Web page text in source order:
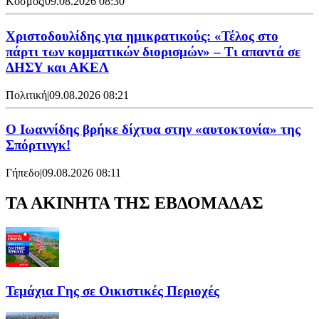
Χριστοδουλίδης για ημικρατικούς: «Τέλος στο
πάρτι των κομματικών διορισμών» – Τι απαντά σε
ΔΗΣΥ και ΑΚΕΛ
Πολιτική|09.08.2026 08:21
Ο Ιωαννίδης βρήκε δίχτυα στην «αυτοκτονία» της
Σπόρτινγκ!
Γήπεδο|09.08.2026 08:11
ΤΑ ΑΚΙΝΗΤΑ ΤΗΣ ΕΒΔΟΜΑΔΑΣ
Τεμάχια Γης σε Οικιστικές Περιοχές